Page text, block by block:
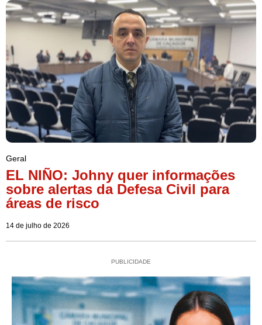
Geral
EL NIÑO: Johny quer informações
sobre alertas da Defesa Civil para
áreas de risco
14 de julho de 2026
PUBLICIDADE